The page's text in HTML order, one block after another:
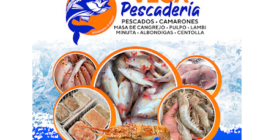
Company
Acerca
Contactos
Servicio Publicitario